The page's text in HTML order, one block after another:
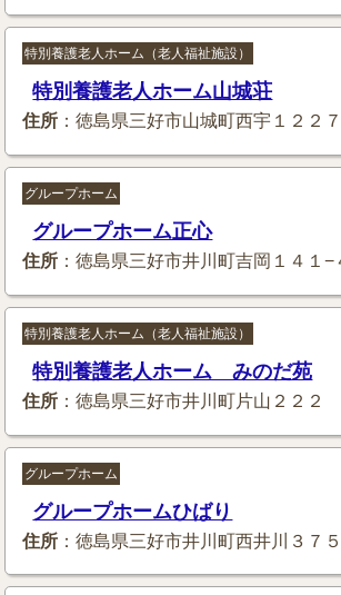
特別養護老人ホーム（老人福祉施設）
特別養護老人ホーム山城荘
住所 ：徳島県三好市山城町西宇１２２
グループホーム
グループホーム正心
住所 ：徳島県三好市井川町吉岡１４１−
特別養護老人ホーム（老人福祉施設）
特別養護老人ホーム みのだ苑
住所 ：徳島県三好市井川町片山２２２
グループホーム
グループホームひばり
住所 ：徳島県三好市井川町西井川３７５